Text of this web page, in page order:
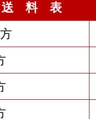
送 料 表